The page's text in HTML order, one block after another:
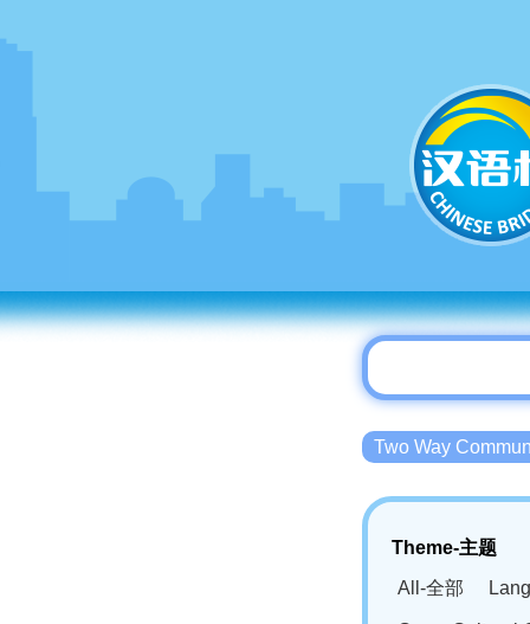
Two Way
Theme-主题
All-全部